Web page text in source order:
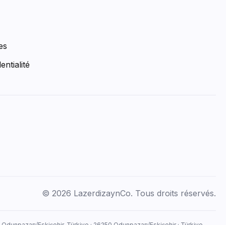
© 2026 LazerdizaynCo. Tous droits réservés.